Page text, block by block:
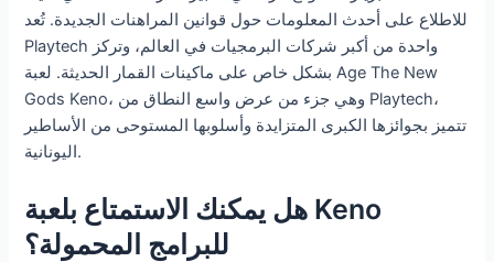
للاطلاع على أحدث المعلومات حول قوانين المراهنات الجديدة. تُعد
Playtech واحدة من أكبر شركات البرمجيات في العالم، وتركز
بشكل خاص على ماكينات القمار الحديثة. لعبة Age The New
Gods Keno، وهي جزء من عرض واسع النطاق من Playtech،
تتميز بجوائزها الكبرى المتزايدة وأسلوبها المستوحى من الأساطير
اليونانية.
هل يمكنك الاستمتاع بلعبة Keno
للبرامج المحمولة؟